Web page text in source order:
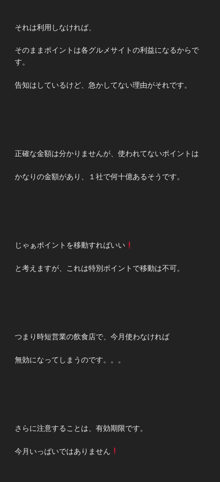
それは利用しなければ、
そのままポイントは各グルメサイトの利益になるからで
す。
告知はしているけど、急かしてない理由がそれです。
正確な金額は分かりませんが、使われてないポイントは
かなりの金額があり、１社で何十億あるそうです。
じゃぁポイントを移動すればいい
と考えますが、これは特別ポイントで移動は不可。
つまり時短営業の飲食店で、今月使わなければ
無効になってしまうのです。。。
さらに注意することは、有効期限です。
今月いっぱいではありません